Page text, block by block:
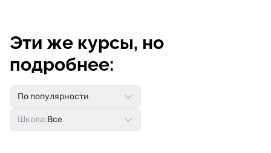
Эти же курсы, но
подробнее:
По популярности
Школа:Все